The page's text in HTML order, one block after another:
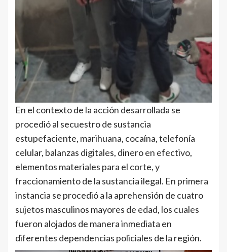
En el contexto de la acción desarrollada se
procedió al secuestro de sustancia
estupefaciente, marihuana, cocaína, telefonía
celular, balanzas digitales, dinero en efectivo,
elementos materiales para el corte, y
fraccionamiento de la sustancia ilegal. En primera
instancia se procedió a la aprehensión de cuatro
sujetos masculinos mayores de edad, los cuales
fueron alojados de manera inmediata en
diferentes dependencias policiales de la región.